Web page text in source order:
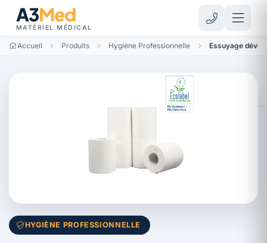
A3Med
MATÉRIEL MÉDICAL
Accueil Produits Hygiène Professionnelle Essuyage
HYGIÈNE PROFESSIONNELLE